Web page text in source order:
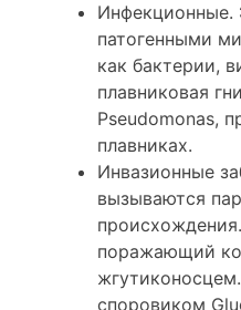
Инфекционные.
патогенными
как бактерии,
плавниковая
Pseudomonas,
плавниках.
Инвазионные
вызываются
поражающий
споровиком